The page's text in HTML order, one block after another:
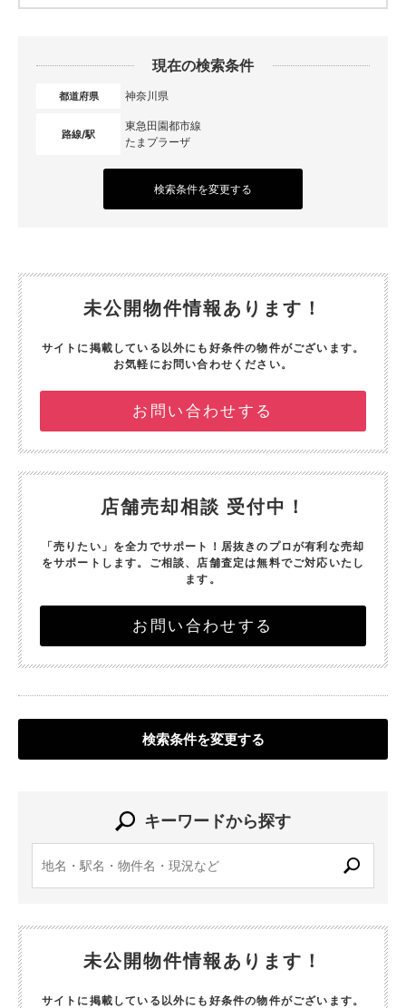
現在の検索条件
都道府県 神奈川県
路線/駅
東急田園都市線
たまプラーザ
検索条件を変更する
未公開物件情報あります！
サイトに掲載している以外にも好条件の物件がございます。
お気軽にお問い合わせください。
お問い合わせする
店舗売却相談 受付中！
「売りたい」を全力でサポート！ 居抜きのプロが有利な売却
をサポートします。 ご相談、店舗査定は無料でご対応いたし
ます。
お問い合わせする
検索条件を変更する
キーワードから探す
未公開物件情報あります！
サイトに掲載している以外にも好条件の物件がございます。